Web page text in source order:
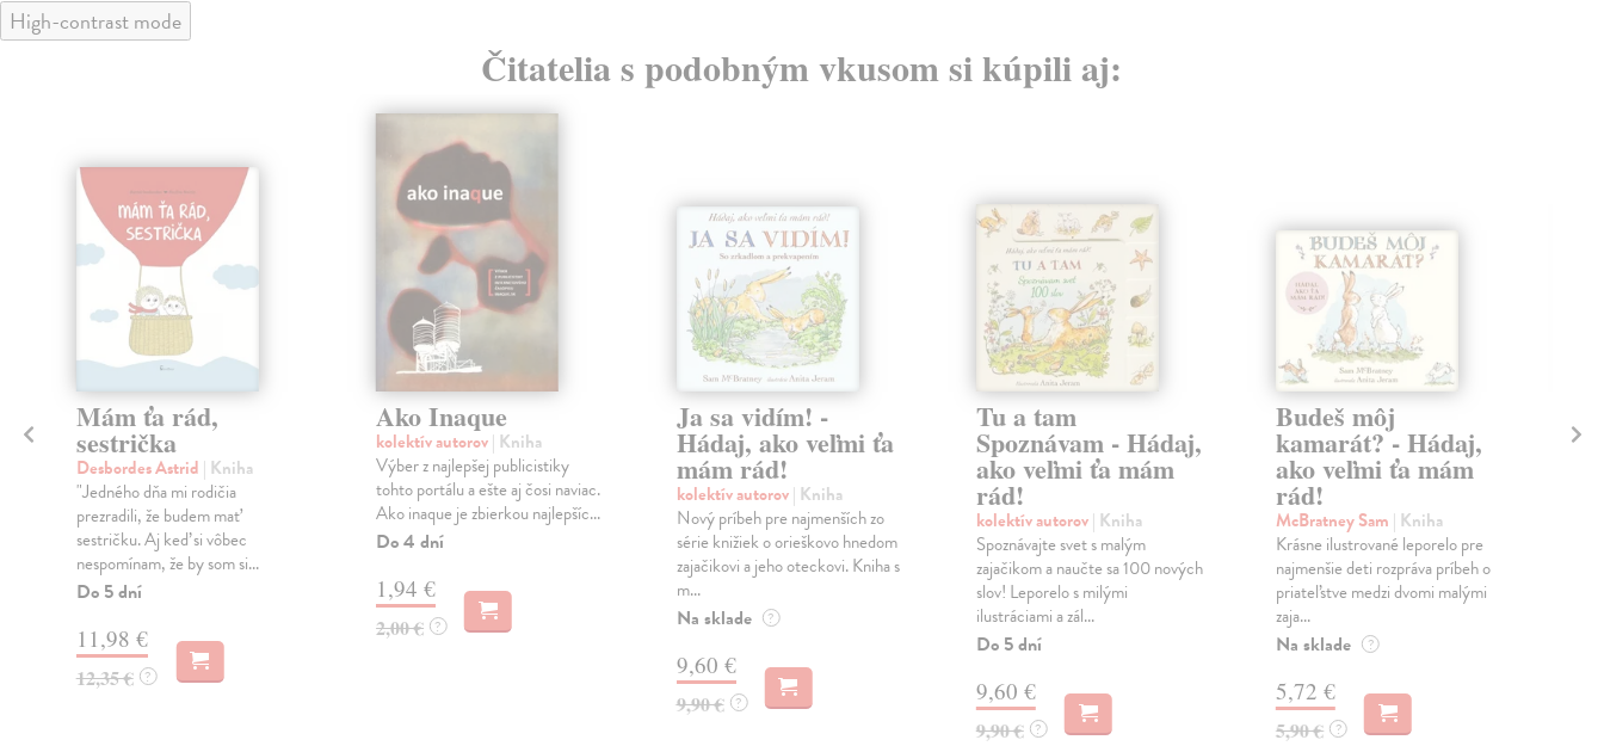
High-contrast mode
Čitatelia s podobným vkusom si kúpili aj:
Mám ťa rád,
sestrička
Desbordes Astrid | Kniha
"Jedného dňa mi rodičia
prezradili, že budem mať
sestričku. Aj keď si vôbec
nespomínam, že by som si...
Do 5 dní
11,98 €
12,35 € ?
Ako Inaque
kolektív autorov| Kniha
Výber z najlepšej publicistiky
tohto portálu a ešte aj čosi naviac.
Ako inaque je zbierkou najlepšíc...
Do 4 dní
1,94 €
2,00 € ?
Ja sa vidím! -
Hádaj, ako veľmi ťa
mám rád!
kolektív autorov| Kniha
Nový príbeh pre najmenších zo
série knižiek o orieškovo hnedom
zajačikovi a jeho oteckovi. Kniha s
m...
Na sklade ?
9,60 €
9,90 € ?
Tu a tam
Spoznávam - Hádaj,
ako veľmi ťa mám
rád!
kolektív autorov| Kniha
Spoznávajte svet s malým
zajačikom a naučte sa 100 nových
slov! Leporelo s milými
ilustráciami a zál...
Do 5 dní
9,60 €
9,90 € ?
Budeš môj
kamarát? - Hádaj,
ako veľmi ťa mám
rád!
McBratney Sam | Kniha
Krásne ilustrované leporelo pre
najmenšie deti rozpráva príbeh o
priateľstve medzi dvomi malými
zaja...
Na sklade ?
5,72 €
5,90 € ?